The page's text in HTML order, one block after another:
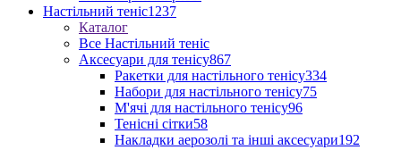
Настільний теніс1237
Каталог
Все Настільний теніс
Аксесуари для тенісу867
Ракетки для настільного тенісу334
Набори для настільного тенісу75
М'ячі для настільного тенісу96
Тенісні сітки58
Накладки аерозолі та інші аксесуари192